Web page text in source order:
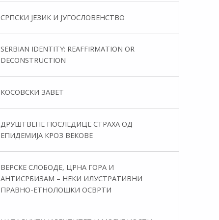
СРПСКИ ЈЕЗИК И ЈУГОСЛОВЕНСТВО
SERBIAN IDENTITY: REAFFIRMATION OR
DECONSTRUCTION
КОСОВСКИ ЗАВЕТ
ДРУШТВЕНЕ ПОСЛЕДИЦЕ СТРАХА ОД
ЕПИДЕМИЈА КРОЗ ВЕКОВЕ
ВЕРСКЕ СЛОБОДЕ, ЦРНА ГОРА И
АНТИСРБИЗАМ – НЕКИ ИЛУСТРАТИВНИ
ПРАВНО-ЕТНОЛОШКИ ОСВРТИ